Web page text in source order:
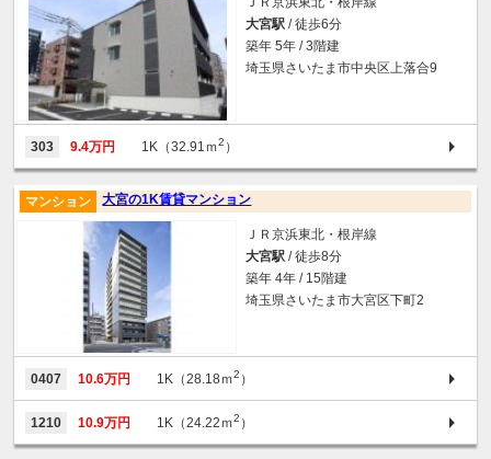
大宮駅 / 徒歩6分
築年 5年 / 3階建
埼玉県さいたま市中央区上落合9
303 9.4万円 1K（32.91ｍ2 ）
大宮の1K賃貸マンション
マンション
ＪＲ京浜東北・根岸線
大宮駅 / 徒歩8分
築年 4年 / 15階建
埼玉県さいたま市大宮区下町2
0407 10.6万円 1K（28.18ｍ2 ）
1210 10.9万円 1K（24.22ｍ2 ）